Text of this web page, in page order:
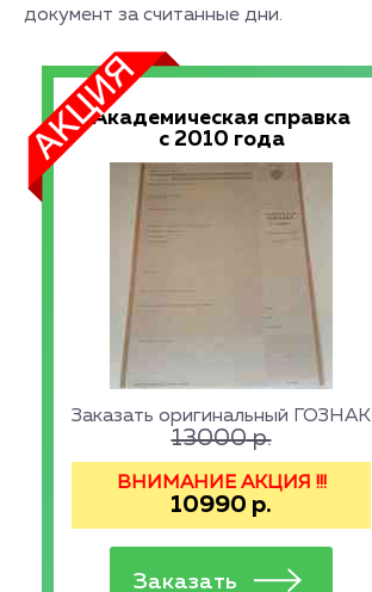
документ за считанные дни.
Академическая справка
с 2010 года
Заказать оригинальный ГОЗНАК
13000р.
ВНИМАНИЕ АКЦИЯ !!!
10990 р.